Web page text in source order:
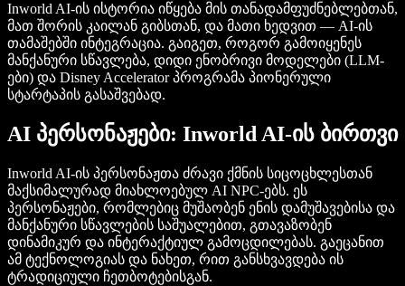
Inworld AI-ის ისტორია იწყება მის თანადამფუძნებლებთან,
მათ შორის კაილან გიბსთან, და მათი ხედვით — AI-ის
თამაშებში ინტეგრაცია. გაიგეთ, როგორ გამოიყენეს
მანქანური სწავლება, დიდი ენობრივი მოდელები (LLM-
ები) და Disney Accelerator პროგრამა პიონერული
სტარტაპის გასაშვებად.
AI პერსონაჟები: Inworld AI-ის ბირთვი
Inworld AI-ის პერსონაჟთა ძრავი ქმნის სიცოცხლესთან
მაქსიმალურად მიახლოებულ AI NPC-ებს. ეს
პერსონაჟები, რომლებიც მუშაობენ ენის დამუშავებისა და
მანქანური სწავლების საშუალებით, გთავაზობენ
დინამიკურ და ინტერაქტიულ გამოცდილებას. გაეცანით
ამ ტექნოლოგიას და ნახეთ, რით განსხვავდება ის
ტრადიციული ჩეთბოტებისგან.